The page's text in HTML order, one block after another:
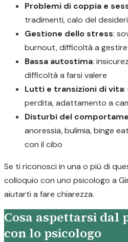
Problemi di coppia e
tradimenti, calo del
Gestione dello stress:
burnout, difficoltà a
Bassa autostima:
difficoltà a farsi valere
Lutti e transizioni di vita:
perdita, adattamento a
Disturbi del
anoressia, bulimia, binge
con il cibo
Se ti riconosci in una o più di
colloquio con uno psicologo a
aiutarti a fare chiarezza.
Cosa aspettarsi dal
con lo psicologo